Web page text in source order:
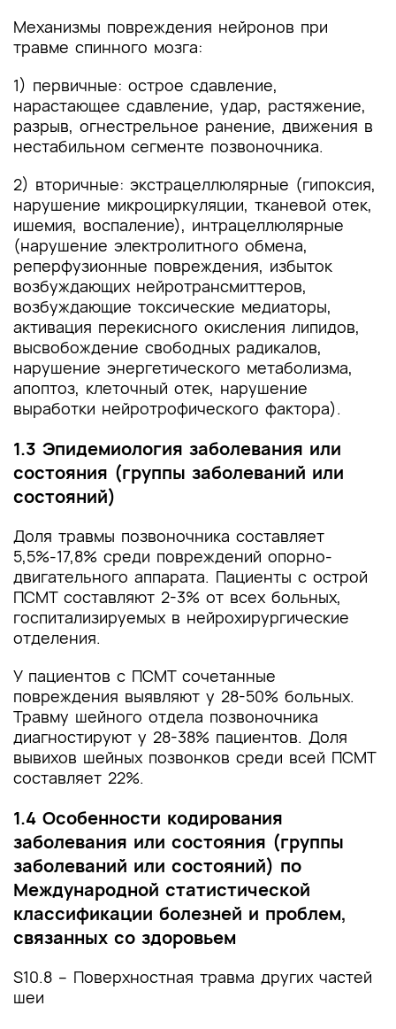
Механизмы повреждения нейронов при
травме спинного мозга:
1) первичные: острое сдавление,
нарастающее сдавление, удар, растяжение,
разрыв, огнестрельное ранение, движения в
нестабильном сегменте позвоночника.
2) вторичные: экстрацеллюлярные (гипоксия,
нарушение микроциркуляции, тканевой отек,
ишемия, воспаление), интрацеллюлярные
(нарушение электролитного обмена,
реперфузионные повреждения, избыток
возбуждающих нейротрансмиттеров,
возбуждающие токсические медиаторы,
активация перекисного окисления липидов,
высвобождение свободных радикалов,
нарушение энергетического метаболизма,
апоптоз, клеточный отек, нарушение
выработки нейротрофического фактора).
1.3 Эпидемиология заболевания или
состояния (группы заболеваний или
состояний)
Доля травмы позвоночника составляет
5,5%-17,8% среди повреждений опорно-
двигательного аппарата. Пациенты с острой
ПСМТ составляют 2-3% от всех больных,
госпитализируемых в нейрохирургические
отделения.
У пациентов с ПСМТ сочетанные
повреждения выявляют у 28-50% больных.
Травму шейного отдела позвоночника
диагностируют у 28-38% пациентов. Доля
вывихов шейных позвонков среди всей ПСМТ
составляет 22%.
1.4 Особенности кодирования
заболевания или состояния (группы
заболеваний или состояний) по
Международной статистической
классификации болезней и проблем,
связанных со здоровьем
S10.8 – Поверхностная травма других частей
шеи